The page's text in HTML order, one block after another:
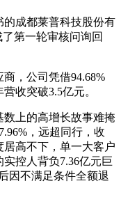
成都莱普科技股份有
第一轮审核问询回
，公司凭借94.68%
收突破3.5亿元。
上的高增长故事难掩
，远超同行，收
居高不下，单一大客户
控人背负7.36亿元巨
因不满足条件全额退